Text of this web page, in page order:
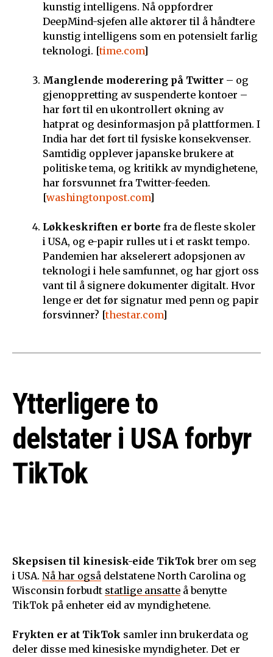
kunstig intelligens. Nå oppfordrer
DeepMind-sjefen alle aktører til å håndtere
kunstig intelligens som en potensielt farlig
teknologi. [time.com]
Manglende moderering på Twitter – og
gjenoppretting av suspenderte kontoer –
har ført til en ukontrollert økning av
hatprat og desinformasjon på plattformen. I
India har det ført til fysiske konsekvenser.
Samtidig opplever japanske brukere at
politiske tema, og kritikk av myndighetene,
har forsvunnet fra Twitter-feeden.
[washingtonpost.com]
Løkkeskriften er borte fra de fleste skoler
i USA, og e-papir rulles ut i et raskt tempo.
Pandemien har akselerert adopsjonen av
teknologi i hele samfunnet, og har gjort oss
vant til å signere dokumenter digitalt. Hvor
lenge er det før signatur med penn og papir
forsvinner? [thestar.com]
Ytterligere to
delstater i USA forbyr
TikTok
Skepsisen til kinesisk-eide TikTok brer om seg
i USA. Nå har også delstatene North Carolina og
Wisconsin forbudt statlige ansatte å benytte
TikTok på enheter eid av myndighetene.
Frykten er at TikTok samler inn brukerdata og
deler disse med kinesiske myndigheter. Det er